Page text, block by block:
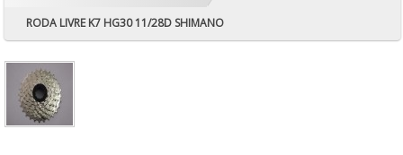
CADASTRE-SE
ATENDIMENTO
Componentes Moto
Componentes Skate
SKATE
RODA LIVRE K7 HG30 11/28D SHIMANO